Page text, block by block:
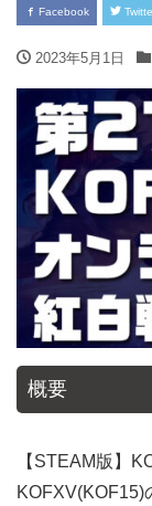
Facebook
2023年5月1日
概要
【STEAM版】
KOFXV(KOF15)